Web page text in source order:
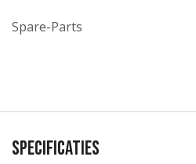
Spare-Parts
Specificaties